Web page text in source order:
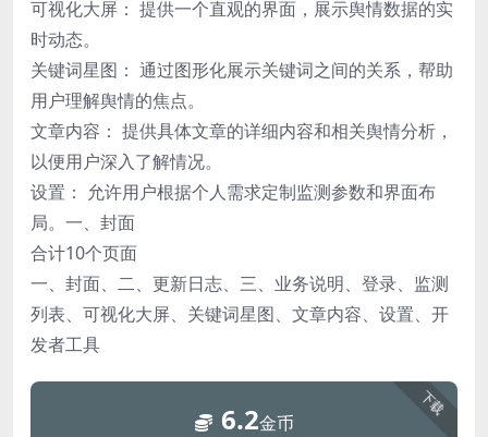
可视化大屏： 提供一个直观的界面，展示舆情数据的实
时动态。
关键词星图： 通过图形化展示关键词之间的关系，帮助
用户理解舆情的焦点。
文章内容： 提供具体文章的详细内容和相关舆情分析，
以便用户深入了解情况。
设置： 允许用户根据个人需求定制监测参数和界面布
局。一、封面
合计10个页面
一、封面、二、更新日志、三、业务说明、登录、监测
列表、可视化大屏、关键词星图、文章内容、设置、开
发者工具
下载
6.2金币